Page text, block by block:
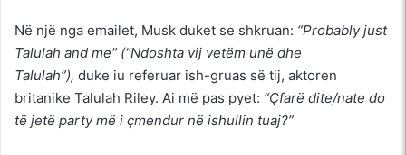
Në një nga emailet, Musk duket se shkruan: “Probably just
Talulah and me” (“Ndoshta vij vetëm unë dhe
Talulah”), duke iu referuar ish-gruas së tij, aktoren
britanike Talulah Riley. Ai më pas pyet: “Çfarë dite/nate do
të jetë party më i çmendur në ishullin tuaj?”